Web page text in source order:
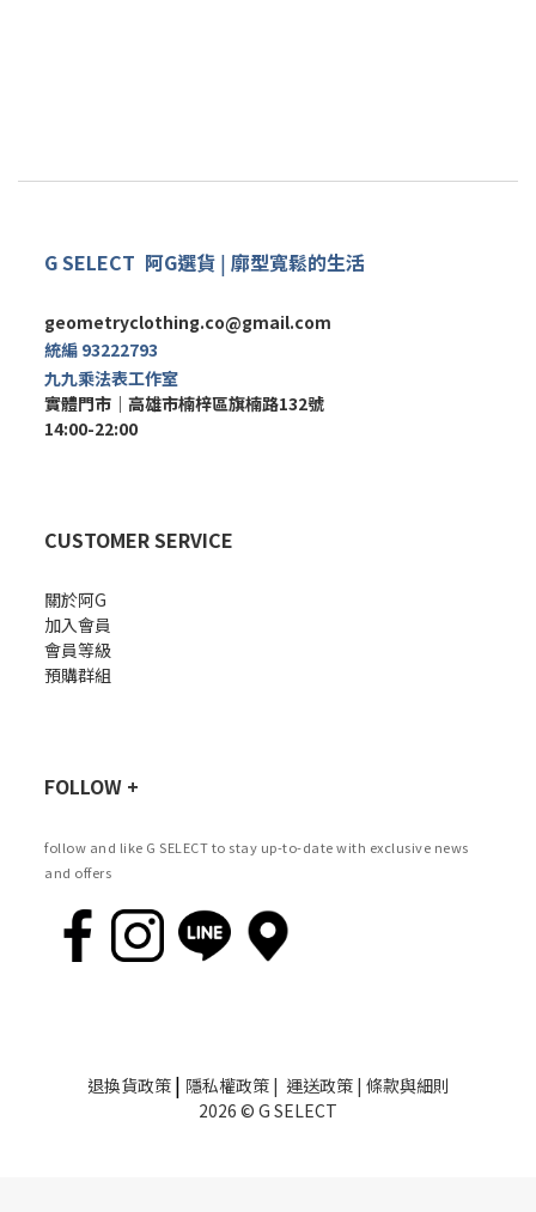
G SELECT 阿G選貨 | 廓型寬鬆的生活
geometryclothing.co@gmail.com
統編 93222793
九九乘法表工作室
實體門市｜ 高雄市楠梓區旗楠路132號
14:00-22:00
CUSTOMER SERVICE
關於阿G
加入會員
會員等級
預購群組
FOLLOW +
follow and like G SELECT to stay up-to-date with exclusive news
and offers
退換貨政策 | 隱私權政策| 運送政策| 條款與細則
2026 © G SELECT